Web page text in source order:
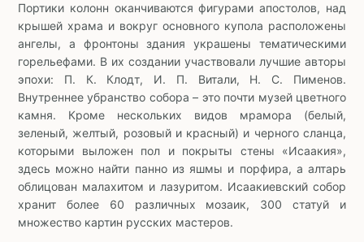
Портики колонн оканчиваются фигурами апостолов, над
крышей храма и вокруг основного купола расположены
ангелы, а фронтоны здания украшены тематическими
горельефами. В их создании участвовали лучшие авторы
эпохи: П. К. Клодт, И. П. Витали, Н. С. Пименов.
Внутреннее убранство собора – это почти музей цветного
камня. Кроме нескольких видов мрамора (белый,
зеленый, желтый, розовый и красный) и черного сланца,
которыми выложен пол и покрыты стены «Исаакия»,
здесь можно найти панно из яшмы и порфира, а алтарь
облицован малахитом и лазуритом. Исаакиевский собор
хранит более 60 различных мозаик, 300 статуй и
множество картин русских мастеров.